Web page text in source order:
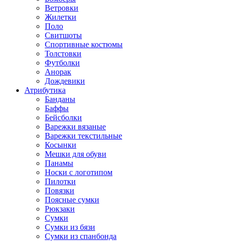
Ветровки
Жилетки
Поло
Свитшоты
Спортивные костюмы
Толстовки
Футболки
Анорак
Дождевики
Атрибутика
Банданы
Баффы
Бейсболки
Варежки вязаные
Варежки текстильные
Косынки
Мешки для обуви
Панамы
Носки с логотипом
Пилотки
Повязки
Поясные сумки
Рюкзаки
Сумки
Сумки из бязи
Сумки из спанбонда